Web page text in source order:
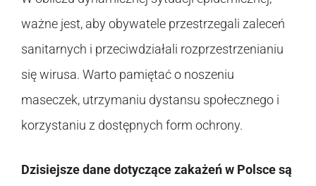
ważne jest, aby obywatele przestrzegali zaleceń
sanitarnych i przeciwdziałali rozprzestrzenianiu
się wirusa. Warto pamiętać o noszeniu
maseczek, utrzymaniu dystansu społecznego i
korzystaniu z dostępnych form ochrony.
Dzisiejsze dane dotyczące zakażeń w Polsce są